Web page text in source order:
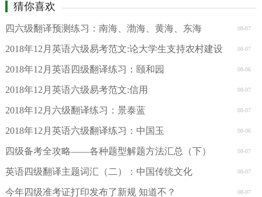
猜你喜欢
08-07
四六级翻译预测练习：南海、渤海、黄海、东海
08-07
2018年12月英语六级易考范文:论大学生支持农村建设
08-06
2018年12月英语四级翻译练习：颐和园
08-07
2018年12月英语六级易考范文:信用
08-07
2018年12月六级翻译练习：景泰蓝
08-06
2018年12月英语六级翻译练习：中国玉
08-07
四级备考全攻略——各种题型解题方法汇总（下）
08-07
英语四级翻译主题词汇（二）：中国传统文化
08-07
今年四级准考证打印发布了新规 知道不？